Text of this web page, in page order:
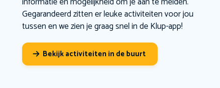
Gegarandeerd zitten er leuke activiteiten voor jou
tussen en we zien je graag snel in de Klup-app!
Bekijk activiteiten in de buurt